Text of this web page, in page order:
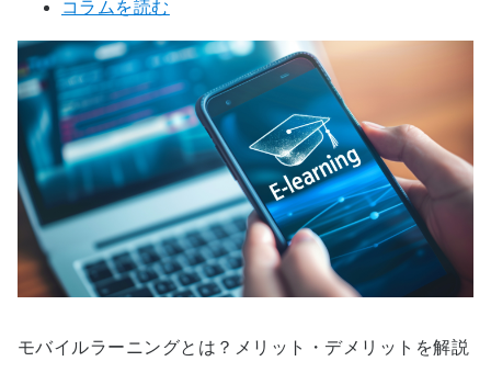
コラムを読む
モバイルラーニングとは？メリット・デメリットを解説